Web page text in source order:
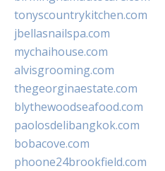
tonyscountrykitchen.com
jbellasnailspa.com
mychaihouse.com
alvisgrooming.com
thegeorginaestate.com
blythewoodseafood.com
paolosdelibangkok.com
bobacove.com
phoone24brookfield.com